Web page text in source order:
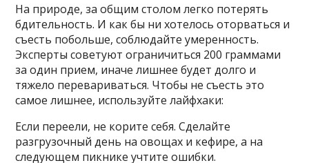
На природе, за общим столом легко потерять
бдительность. И как бы ни хотелось оторваться и
съесть побольше, соблюдайте умеренность.
Эксперты советуют ограничиться 200 граммами
за один прием, иначе лишнее будет долго и
тяжело перевариваться. Чтобы не съесть это
самое лишнее, используйте лайфхаки:
Если переели, не корите себя. Сделайте
разгрузочный день на овощах и кефире, а на
следующем пикнике учтите ошибки.